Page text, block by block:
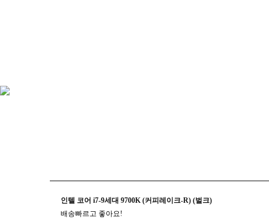
인텔 코어 i7-9세대 9700K (커피레이크-R) (벌크)
배송빠르고 좋아요!